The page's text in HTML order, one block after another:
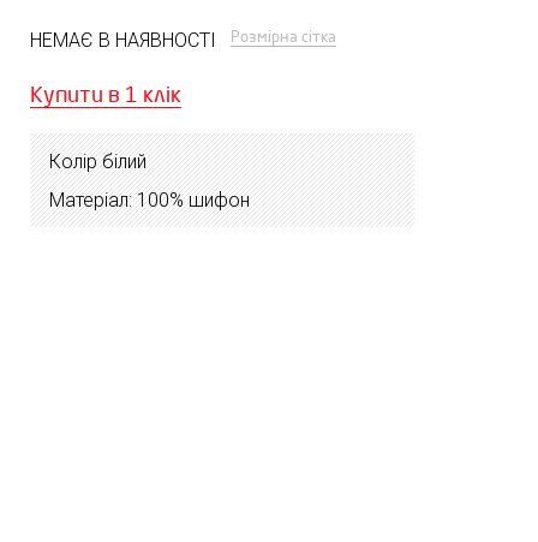
НЕМАЄ В НАЯВНОСТІ Розмірна сітка
Купити в 1 клік
Колір білий
Матеріал: 100% шифон